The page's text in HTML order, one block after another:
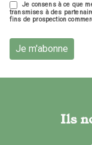
Je consens à ce que
transmises à des
fins de prospection
Je m'abonne
Ils